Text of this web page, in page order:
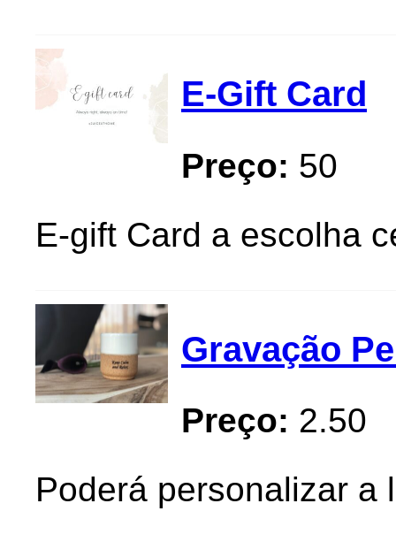
E-Gift Card
Preço: 50
E-gift Card a escolha
Gravação
Preço: 2.50
Poderá personalizar a